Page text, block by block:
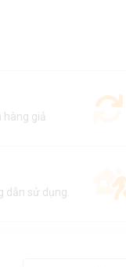
hàng giả
dẫn sử dụng.